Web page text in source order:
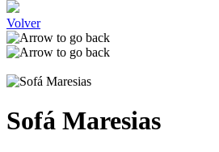
Volver
Sofá Maresias